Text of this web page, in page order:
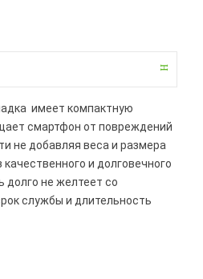
имеет компактную
смартфон от повреждений
не добавляя веса и размера
и долговечного
долго не желтеет со
службы и длительность